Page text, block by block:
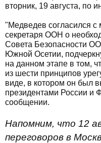
вторник, 19 августа, по
"Медведев согласился с
секретаря ООН о
Совета Безопасности
Южной Осетии,
на данном этапе в том,
из шести принципов
виде, в котором он был
президентами России и
сообщении.
Напомним, что 12
переговоров в